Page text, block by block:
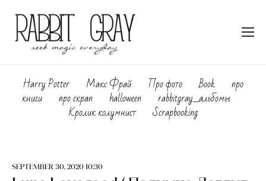
Harry Potter Макс Фрай Про фото Book про
книги про скрап halloween rabbitgray_альбомы
Кролик колумнист Scrapbooking
SEPTEMBER 30, 2020 10:30